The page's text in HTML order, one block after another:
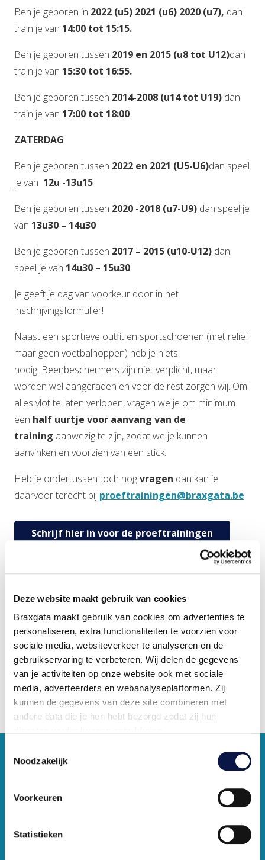
Deze website maakt gebruik van cookies
Braxgata maakt gebruik van cookies om advertenties te
personaliseren, extra functionaliteiten te voorzien voor
sociale media, websiteverkeer te analyseren en de
gebruikservaring te verbeteren. Wij delen de gegevens
van je activiteiten op onze website ook met sociale
media, adverteerders en webanalyseplatformen. Zij
kunnen de gegevens van deze site combineren met
andere data die je hen hebt bezorgd zodat zij hun
Indien je dat toestaat, kunnen wij of onze partners onder
Informatie verzamelen over je geografische locatie
Bepaalde voorkeuren en profielen identificeren om
Noodzakelijk
Voorkeuren
Statistieken
Ben je geboren in 2022 (u5) 2021 (u6) 2020 (u7), dan
train je van 14:00 tot 15:15.
Ben je geboren tussen 2019 en 2015 (u8 tot U12)dan
train je van 15:30 tot 16:55.
Ben je geboren tussen 2014-2008 (u14 tot U19) dan
train je van 17:00 tot 18:00
ZATERDAG
Ben je geboren tussen 2022 en 2021 (U5-U6)dan speel
je van 12u -13u15
Ben je geboren tussen 2020 -2018 (u7-U9) dan speel je
van 13u30 – 14u30
Ben je geboren tussen 2017 – 2015 (u10-U12) dan
speel je van 14u30 – 15u30
Je geeft je dag van voorkeur door in het
inschrijvingsformulier!
Naast een sportieve outfit en sportschoenen (met reliëf
maar geen voetbalnoppen) heb je niets
nodig. Beenbeschermers zijn niet verplicht, maar
worden wel aangeraden en voor de rest zorgen wij. Om
alles vlot te laten verlopen, vragen we je om minimum
een half uurtje voor aanvang van de
training aanwezig te zijn, zodat we je kunnen
aanvinken en voorzien van een stick.
Heb je ondertussen toch nogvragen dan kan je
daarvoor terecht bij proeftrainingen@braxgata.be
Schrijf hier in voor de proeftrainingen